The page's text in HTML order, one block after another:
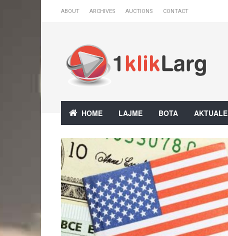
ABOUT ARCHIVES AUCTIONS CONTACT
HOME LAJME BOTA AKTUALE